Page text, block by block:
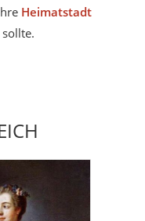
Heimatstadt